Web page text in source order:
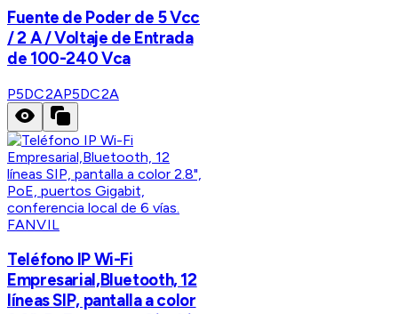
Fuente de Poder de 5 Vcc
/ 2 A / Voltaje de Entrada
de 100-240 Vca
P5DC2AP5DC2A
FANVIL
Teléfono IP Wi-Fi
Empresarial,Bluetooth, 12
líneas SIP, pantalla a color